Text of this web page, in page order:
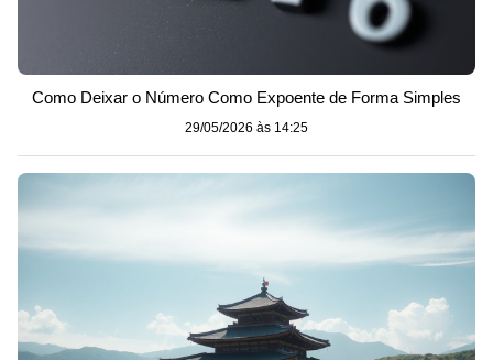
Como Deixar o Número Como Expoente de Forma Simples
29/05/2026 às 14:25